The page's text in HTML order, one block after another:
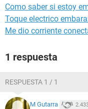
Como saber si estoy
Toque electrico
Me dio corriente
1 respuesta
RESPUESTA 1 / 1
M Gutarra